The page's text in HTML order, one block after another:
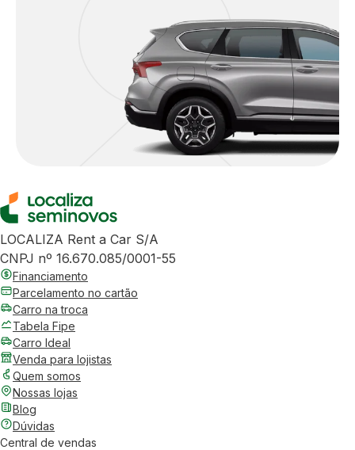
LOCALIZA Rent a Car S/A
CNPJ nº 16.670.085/0001-55
Financiamento
Parcelamento no cartão
Carro na troca
Tabela Fipe
Carro Ideal
Venda para lojistas
Quem somos
Nossas lojas
Blog
Dúvidas
Central de vendas